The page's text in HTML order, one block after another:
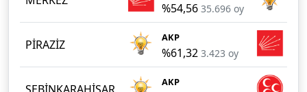
%54,56 35.696 oy
PİRAZİZ AKP
%61,32 3.423 oy
AKP